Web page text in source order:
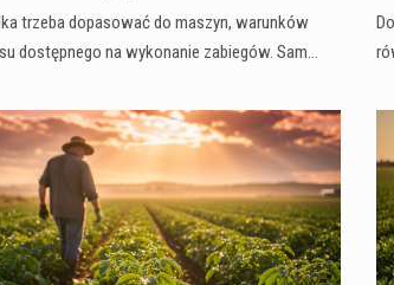
trzeba dopasować do maszyn, warunków
dostępnego na wykonanie zabiegów. Sam…